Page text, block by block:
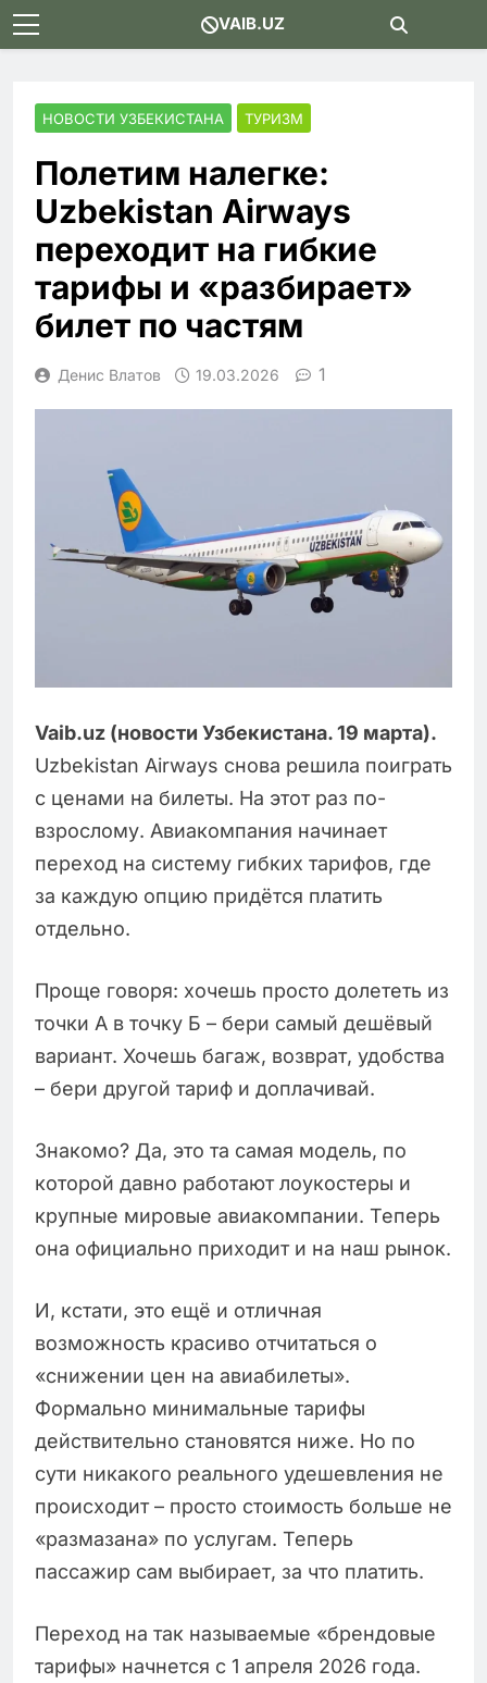
Skip
to
VAIB.UZ
НОВОСТИ УЗБЕКИСТАНА ТУРИЗМ
Полетим налегке:
Uzbekistan Airways
переходит на гибкие
тарифы и «разбирает»
билет по частям
Денис Влатов 19.03.2026 1
Vaib.uz (новости Узбекистана. 19 марта).
Uzbekistan Airways снова решила поиграть
с ценами на билеты. На этот раз по-
взрослому. Авиакомпания начинает
переход на систему гибких тарифов, где
за каждую опцию придётся платить
отдельно.
Проще говоря: хочешь просто долететь из
точки А в точку Б – бери самый дешёвый
вариант. Хочешь багаж, возврат, удобства
– бери другой тариф и доплачивай.
Знакомо? Да, это та самая модель, по
которой давно работают лоукостеры и
крупные мировые авиакомпании. Теперь
она официально приходит и на наш рынок.
И, кстати, это ещё и отличная
возможность красиво отчитаться о
«снижении цен на авиабилеты».
Формально минимальные тарифы
действительно становятся ниже. Но по
сути никакого реального удешевления не
происходит – просто стоимость больше не
«размазана» по услугам. Теперь
пассажир сам выбирает, за что платить.
Переход на так называемые «брендовые
тарифы» начнется с 1 апреля 2026 года.